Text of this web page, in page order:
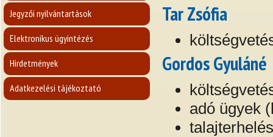
Jegyzői nyilvántartások
Elektronikus ügyintézés
Hirdetmények
Adatkezelési tájékoztató
Tar Zsófia
Gordos Gyuláné
adó ügyek